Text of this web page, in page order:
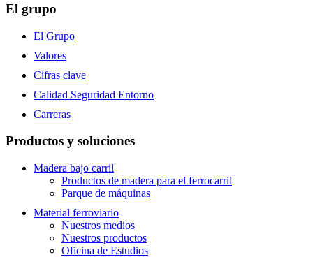
El grupo
El Grupo
Valores
Cifras clave
Calidad Seguridad Entorno
Carreras
Productos y soluciones
Madera bajo carril
Productos de madera para el ferrocarril
Parque de máquinas
Material ferroviario
Nuestros medios
Nuestros productos
Oficina de Estudios